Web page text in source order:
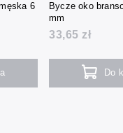
6
Bycze oko
mm
33,65 zł
Do